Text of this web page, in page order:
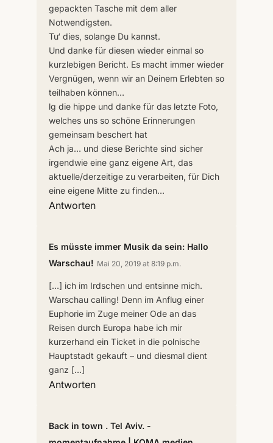
gepackten Tasche mit dem aller
Notwendigsten.
Tu‘ dies, solange Du kannst.
Und danke für diesen wieder einmal so
kurzlebigen Bericht. Es macht immer wieder
Vergnügen, wenn wir an Deinem Erlebten so
teilhaben können…
lg die hippe und danke für das letzte Foto,
welches uns so schöne Erinnerungen
gemeinsam beschert hat
Ach ja… und diese Berichte sind sicher
irgendwie eine ganz eigene Art, das
aktuelle/derzeitige zu verarbeiten, für Dich
eine eigene Mitte zu finden…
Antworten
Es müsste immer Musik da sein: Hallo
Warschau! Mai 20, 2019 at 8:19 p.m.
[…] ich im Irdschen und entsinne mich.
Warschau calling! Denn im Anflug einer
Euphorie im Zuge meiner Ode an das
Reisen durch Europa habe ich mir
kurzerhand ein Ticket in die polnische
Hauptstadt gekauft – und diesmal dient
ganz […]
Antworten
Back in town . Tel Aviv. -